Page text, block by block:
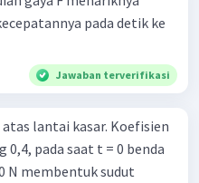
pada detik ke
Jawaban terverifikasi
lantai kasar. Koefisien
0,4, pada saat t = 0 benda
N membentuk sudut